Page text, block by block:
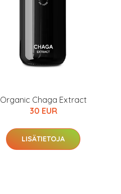
Organic Chaga Extract
30 EUR
LISÄTIETOJA